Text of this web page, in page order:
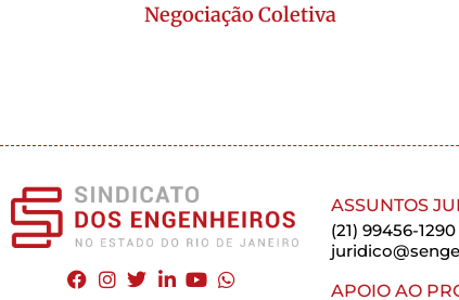
Negociação Coletiva
ASSUNTOS
(21) 99456-1290
APOIO AO